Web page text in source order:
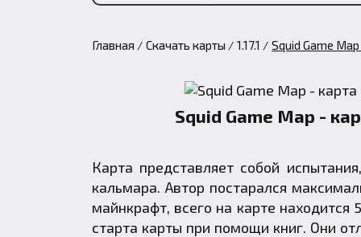
Главная Скачать карты 1.17.1 Squid Game
Squid Game Map -
Карта представляет собой
кальмара. Автор постарался
майнкрафт, всего на карте
старта карты при помощи книг. Они